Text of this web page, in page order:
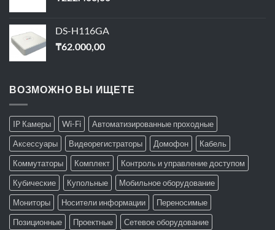
DS-H116GA
₸62.000,00
ВОЗМОЖНО ВЫ ИЩЕТЕ
IP Камеры Wi-Fi
Автоматизированные проходные
Аксессуары
Видеорегистраторы Домофон
Кабель
Коммутаторы
Комплект
Контроль и управление доступом
Кубические
Купольные
Мобильное оборудование
Мониторы
Носители информации
Переносимые
Позиционные
Проектные
Сетевое оборудование